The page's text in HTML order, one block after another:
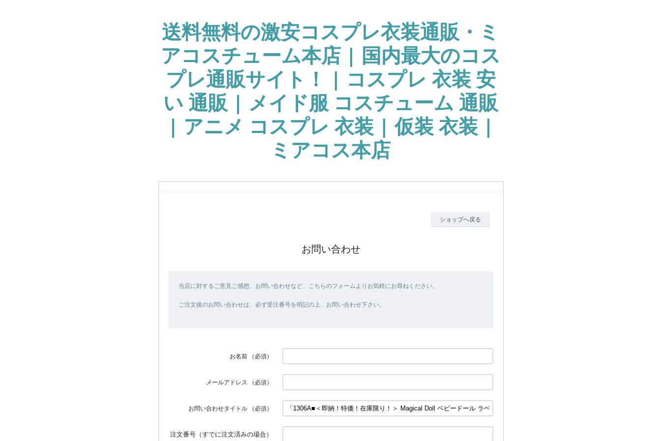
送料無料の激安コスプレ衣装通販・ミ
アコスチューム本店 | 国内最大のコス
プレ通販サイト！ | コスプレ 衣装 安
い 通販 | メイド服 コスチューム 通販
| アニメ コスプレ 衣装 | 仮装 衣装 |
ミアコス本店
ショップへ戻る
お問い合わせ
当店に対するご意見ご感想、お問い合わせなど、こちらのフォームよりお気軽にお尋ねください。
ご注文後のお問い合わせは、必ず受注番号を明記の上、お問い合わせ下さい。
お名前 （必須）
メールアドレス （必須）
お問い合わせタイトル （必須）
注文番号（すでに注文済みの場合）